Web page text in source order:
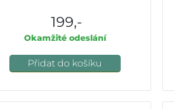
199,-
Okamžité odeslání
Přidat do košíku